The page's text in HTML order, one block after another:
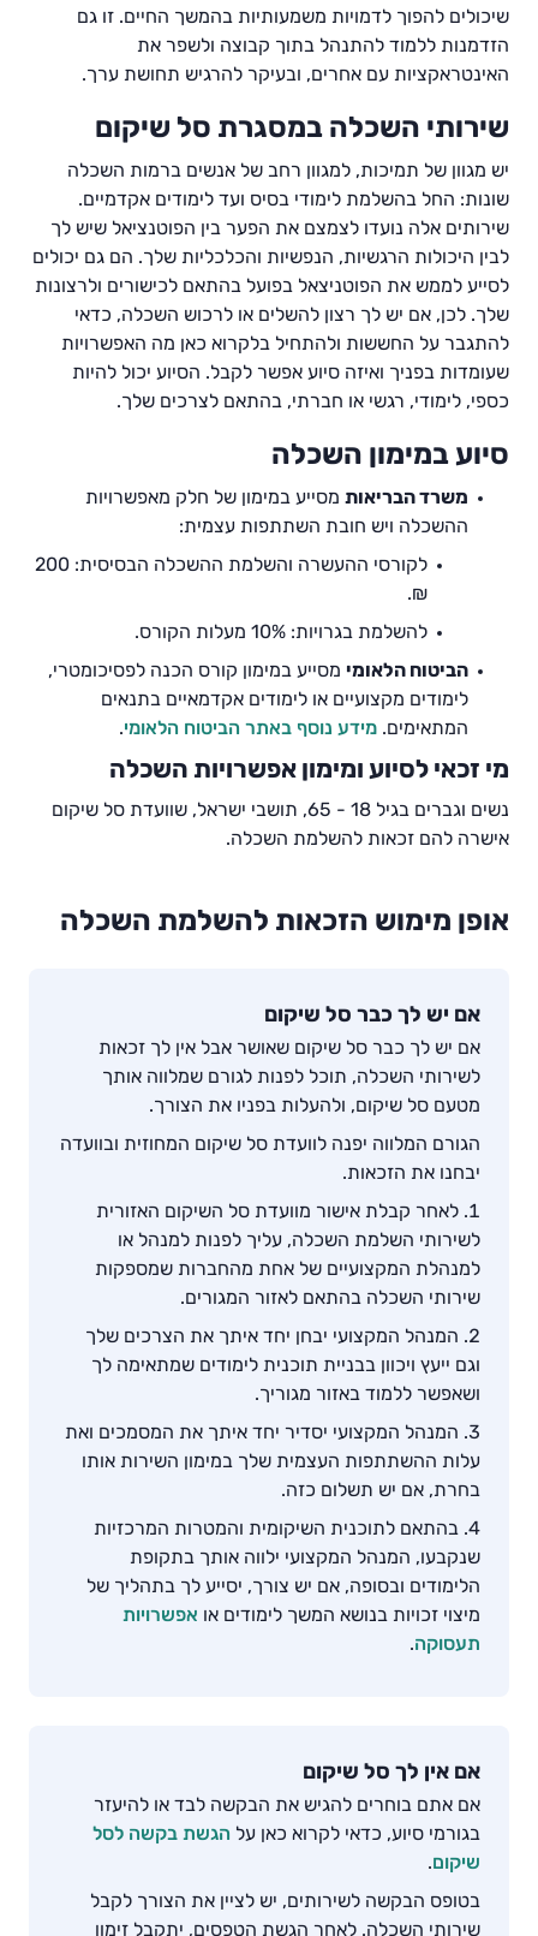
שיכולים להפוך לדמויות משמעותיות בהמשך החיים. זו גם
הזדמנות ללמוד להתנהל בתוך קבוצה ולשפר את
האינטראקציות עם אחרים, ובעיקר להרגיש תחושת ערך.
שירותי השכלה במסגרת סל שיקום
יש מגוון של תמיכות, למגוון רחב של אנשים ברמות השכלה
שונות: החל בהשלמת לימודי בסיס ועד לימודים אקדמיים.
שירותים אלה נועדו לצמצם את הפער בין הפוטנציאל שיש לך
לבין היכולות הרגשיות, הנפשיות והכלכליות שלך. הם גם יכולים
לסייע לממש את הפוטניצאל בפועל בהתאם לכישורים ולרצונות
שלך. לכן, אם יש לך רצון להשלים או לרכוש השכלה, כדאי
להתגבר על החששות ולהתחיל בלקרוא כאן מה האפשרויות
שעומדות בפניך ואיזה סיוע אפשר לקבל. הסיוע יכול להיות
כספי, לימודי, רגשי או חברתי, בהתאם לצרכים שלך.
סיוע במימון השכלה
משרד הבריאות מסייע במימון של חלק מאפשרויות
ההשכלה ויש חובת השתתפות עצמית:
לקורסי ההעשרה והשלמת ההשכלה הבסיסית: 200
₪.
להשלמת בגרויות: 10% מעלות הקורס.
הביטוח הלאומי מסייע במימון קורס הכנה לפסיכומטרי,
לימודים מקצועיים או לימודים אקדמאיים בתנאים
המתאימים. מידע נוסף באתר הביטוח הלאומי.
מי זכאי לסיוע ומימון אפשרויות השכלה
נשים וגברים בגיל 18 - 65, תושבי ישראל, שוועדת סל שיקום
אישרה להם זכאות להשלמת השכלה.
אופן מימוש הזכאות להשלמת השכלה
אם יש לך כבר סל שיקום
אם יש לך כבר סל שיקום שאושר אבל אין לך זכאות
לשירותי השכלה, תוכל לפנות לגורם שמלווה אותך
מטעם סל שיקום, ולהעלות בפניו את הצורך.
הגורם המלווה יפנה לוועדת סל שיקום המחוזית ובוועדה
יבחנו את הזכאות.
לאחר קבלת אישור מוועדת סל השיקום האזורית
לשירותי השלמת השכלה, עליך לפנות למנהל או
למנהלת המקצועיים של אחת מהחברות שמספקות
שירותי השכלה בהתאם לאזור המגורים.
המנהל המקצועי יבחן יחד איתך את הצרכים שלך
וגם ייעץ ויכוון בבניית תוכנית לימודים שמתאימה לך
ושאפשר ללמוד באזור מגוריך.
המנהל המקצועי יסדיר יחד איתך את המסמכים ואת
עלות ההשתתפות העצמית שלך במימון השירות אותו
בחרת, אם יש תשלום כזה.
בהתאם לתוכנית השיקומית והמטרות המרכזיות
שנקבעו, המנהל המקצועי ילווה אותך בתקופת
הלימודים ובסופה, אם יש צורך, יסייע לך בתהליך של
מיצוי זכויות בנושא המשך לימודים או אפשרויות
תעסוקה.
אם אין לך סל שיקום
אם אתם בוחרים להגיש את הבקשה לבד או להיעזר
בגורמי סיוע, כדאי לקרוא כאן על הגשת בקשה לסל
שיקום.
בטופס הבקשה לשירותים, יש לציין את הצורך לקבל
שירותי השכלה. לאחר הגשת הטפסים, יתקבל זימון